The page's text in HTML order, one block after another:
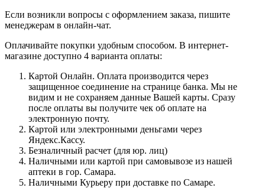
Если возникли вопросы с оформлением заказа, пишите
менеджерам в онлайн-чат.
Оплачивайте покупки удобным способом. В интернет-
магазине доступно 4 варианта оплаты:
Картой Онлайн. Оплата производится через
защищенное соединение на странице банка. Мы не
видим и не сохраняем данные Вашей карты. Сразу
после оплаты вы получите чек об оплате на
электронную почту.
Картой или электронными деньгами через
Яндекс.Кассу.
Безналичный расчет (для юр. лиц)
Наличными или картой при самовывозе из нашей
аптеки в гор. Самара.
Наличными Курьеру при доставке по Самаре.